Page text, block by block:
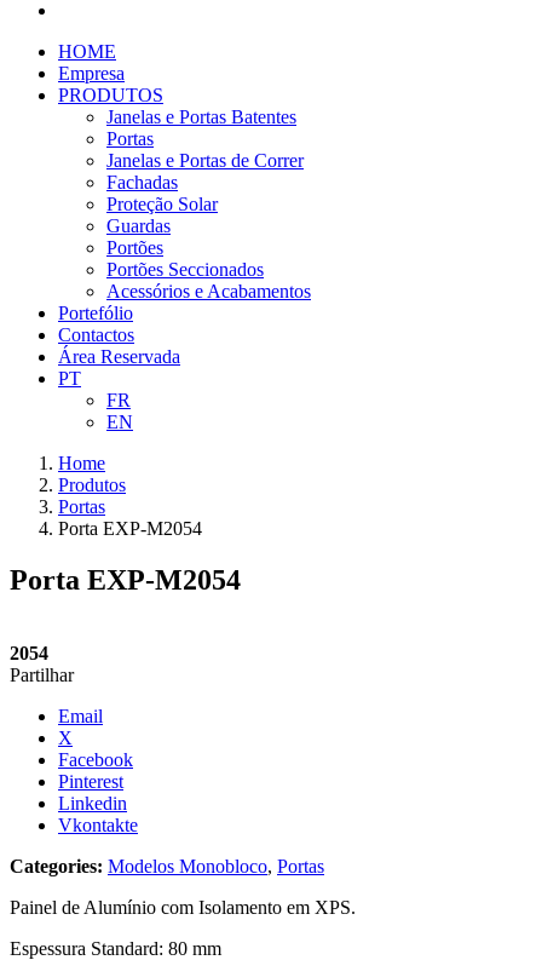
HOME
Empresa
PRODUTOS
Janelas e Portas Batentes
Portas
Janelas e Portas de Correr
Fachadas
Proteção Solar
Guardas
Portões
Portões Seccionados
Acessórios e Acabamentos
Portefólio
Contactos
Área Reservada
PT
FR
EN
Home
Produtos
Portas
Porta EXP-M2054
Porta EXP-M2054
2054
Partilhar
Email
X
Facebook
Pinterest
Linkedin
Vkontakte
Categories: Modelos Monobloco, Portas
Painel de Alumínio com Isolamento em XPS.
Espessura Standard: 80 mm